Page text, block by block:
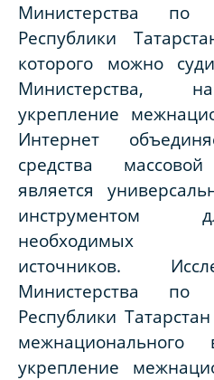
Министерства по
Республики
которого можно
Министерства,
укрепление
Интернет
средства
является
инструментом
необходимых
источников.
Министерства по
Республики
межнационального
укрепление